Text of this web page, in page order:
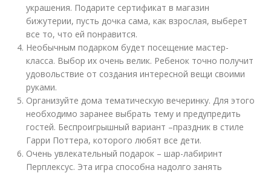
украшения. Подарите сертификат в магазин
бижутерии, пусть дочка сама, как взрослая, выберет
все то, что ей понравится.
Необычным подарком будет посещение мастер-
класса. Выбор их очень велик. Ребенок точно получит
удовольствие от создания интересной вещи своими
руками.
Организуйте дома тематическую вечеринку. Для этого
необходимо заранее выбрать тему и предупредить
гостей. Беспроигрышный вариант –праздник в стиле
Гарри Поттера, которого любят все дети.
Очень увлекательный подарок – шар-лабиринт
Перплексус. Эта игра способна надолго занять